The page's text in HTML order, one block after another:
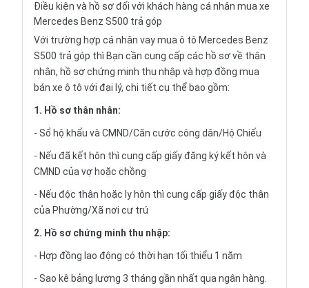
Điều kiện và hồ sơ đối với khách hàng cá nhân mua xe
Mercedes Benz S500 trả góp
Với trường hợp cá nhân vaymua ô tô Mercedes Benz
S500 trả góp thì Bạn cần cung cấp các hồ sơ về thân
nhân, hồ sơ chứng minh thu nhập và hợp đồng mua
bán xe ô tô với đại lý, chi tiết cụ thể bao gồm:
1. Hồ sơ thân nhân:
- Sổ hộ khẩu và CMND/Căn cước công dân/Hộ Chiếu
- Nếu đã kết hôn thì cung cấp giấy đăng ký kết hôn và
CMND của vợ hoặc chồng
- Nếu độc thân hoặc ly hôn thì cung cấp giấy độc thân
của Phường/Xã nơi cư trú
2. Hồ sơ chứng minh thu nhập:
- Hợp đồng lao động có thời hạn tối thiểu 1 năm
- Sao kê bảng lương 3 tháng gần nhất qua ngân hàng.